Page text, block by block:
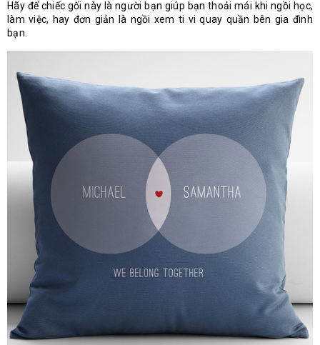
Hãy để chiếc gối này là người bạn giúp bạn thoải mái khi ngồi học,
làm việc, hay đơn giản là ngồi xem ti vi quay quần bên gia đình
bạn.